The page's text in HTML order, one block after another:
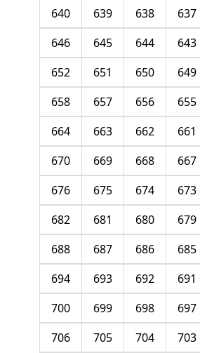
637
638
639
640
643
644
645
646
649
650
651
652
655
656
657
658
661
662
663
664
667
668
669
670
673
674
675
676
679
680
681
682
685
686
687
688
691
692
693
694
697
698
699
700
703
704
705
706